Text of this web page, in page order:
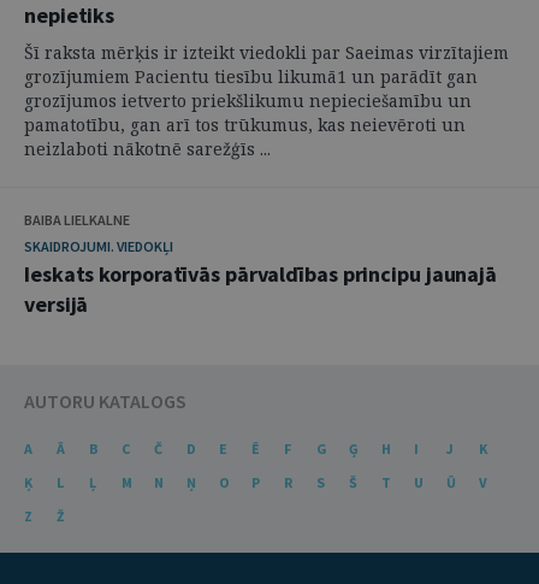
nepietiks
Šī raksta mērķis ir izteikt viedokli par Saeimas virzītajiem
grozījumiem Pacientu tiesību likumā1 un parādīt gan
grozījumos ietverto priekšlikumu nepieciešamību un
pamatotību, gan arī tos trūkumus, kas neievēroti un
neizlaboti nākotnē sarežģīs ...
BAIBA LIELKALNE
SKAIDROJUMI. VIEDOKĻI
Ieskats korporatīvās pārvaldības principu jaunajā
versijā
AUTORU KATALOGS
A Ā B C Č D E Ē F G Ģ H I J
K
Ķ
L Ļ M N Ņ O P R S Š T U Ū
V
Z
Ž